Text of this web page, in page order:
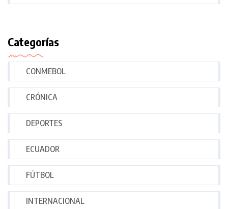
Categorías
CONMEBOL
CRÓNICA
DEPORTES
ECUADOR
FÚTBOL
INTERNACIONAL